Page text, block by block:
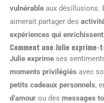
vulnérable aux désillusions.
aimerait partager des
expériences qui
Comment une Julie
Julie exprime ses
moments privilégiés avec
petits cadeaux personnels,
d’amour ou des messages